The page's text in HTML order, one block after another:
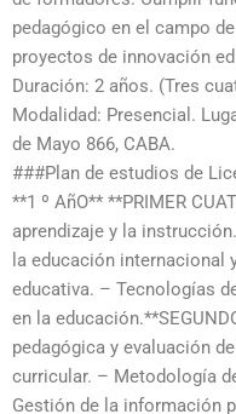
pedagógico en el campo
proyectos de innovación
Duración: 2 años. (Tres
Modalidad: Presencial.
de Mayo 866, CABA.
###Plan de estudios de
**1 º AñO** **PRIMER
aprendizaje y la
la educación
educativa. – Tecnologías
en la
pedagógica y evaluación
curricular. – Metodología
Gestión de la información